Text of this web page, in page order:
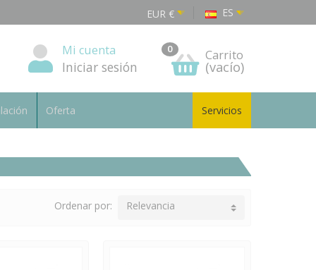
EUR € ES
Mi cuenta
Iniciar sesión
0 Carrito
(vacío)
Oferta Servicios
Ordenar por: Relevancia